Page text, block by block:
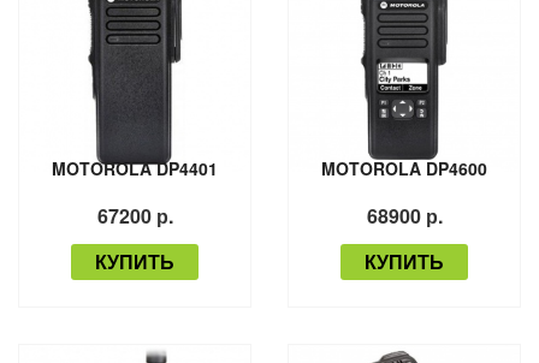
MOTOROLA DP4401
67200 р.
КУПИТЬ
MOTOROLA DP4600
68900 р.
КУПИТЬ